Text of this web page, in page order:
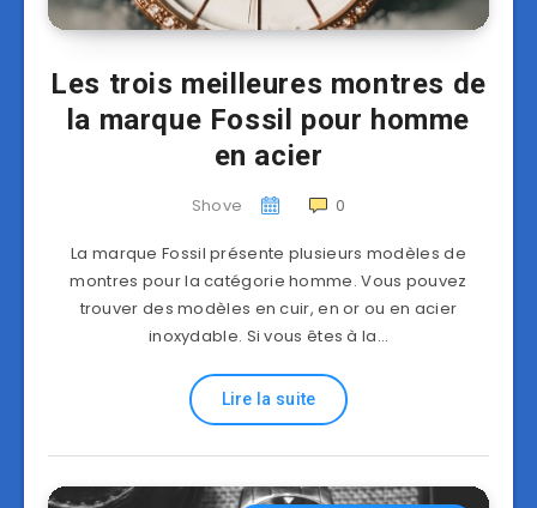
Les trois meilleures montres de
la marque Fossil pour homme
en acier
Shove 0
La marque Fossil présente plusieurs modèles de
montres pour la catégorie homme. Vous pouvez
trouver des modèles en cuir, en or ou en acier
inoxydable. Si vous êtes à la…
Lire la suite